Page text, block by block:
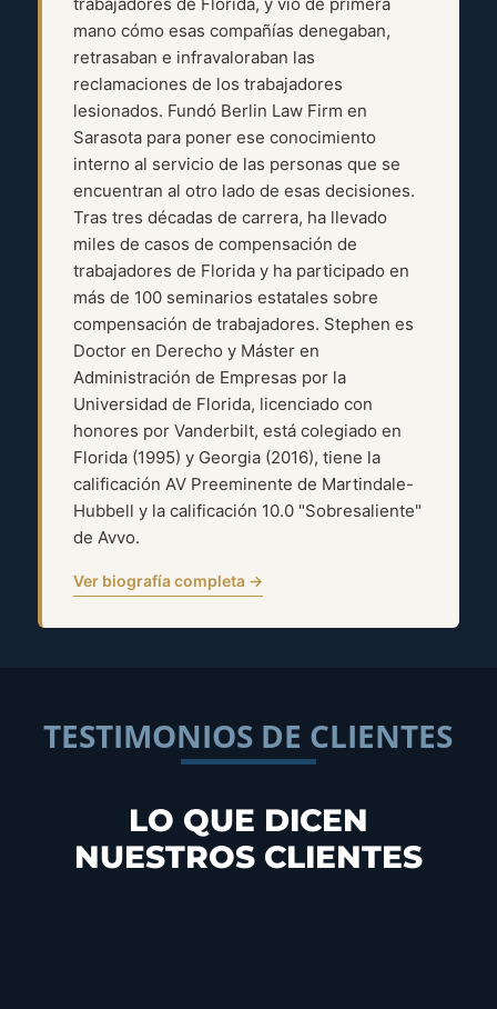
mano cómo esas compañías denegaban,
retrasaban e infravaloraban las
reclamaciones de los trabajadores
lesionados. Fundó Berlin Law Firm en
Sarasota para poner ese conocimiento
interno al servicio de las personas que se
encuentran al otro lado de esas decisiones.
Tras tres décadas de carrera, ha llevado
miles de casos de compensación de
trabajadores de Florida y ha participado en
más de 100 seminarios estatales sobre
compensación de trabajadores. Stephen es
Doctor en Derecho y Máster en
Administración de Empresas por la
Universidad de Florida, licenciado con
honores por Vanderbilt, está colegiado en
Florida (1995) y Georgia (2016), tiene la
calificación AV Preeminente de Martindale-
Hubbell y la calificación 10.0 "Sobresaliente"
de Avvo.
Ver biografía completa →
TESTIMONIOS DE CLIENTES
LO QUE DICEN
NUESTROS CLIENTES